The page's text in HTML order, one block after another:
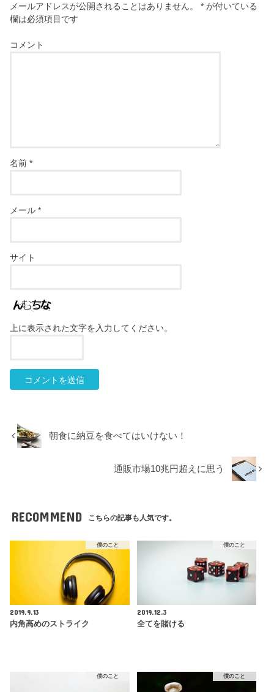
メールアドレスが公開されることはありません。 * が付いている
欄は必須項目です
コメント
名前*
メール*
サイト
上に表示された文字を入力してください。
朝食に納豆を食べてはいけない！
通販市場10兆円超えに思う
RECOMMEND こちらの記事も人気です。
僕のこと
2019.9.13
内角高めのストライク
僕のこと
2019.12.3
全てを賭ける
僕のこと 僕のこと